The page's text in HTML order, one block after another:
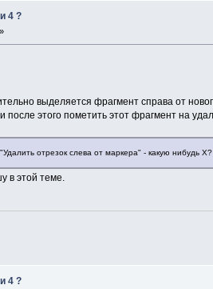
4 ?
выделяется фрагмент справа от
после этого пометить этот фрагмент на
отрезок слева от маркера" - какую нибудь
в этой теме.
4 ?